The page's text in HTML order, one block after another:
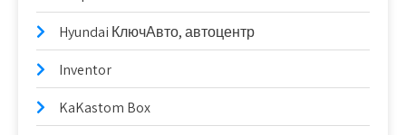
Hyundai КлючАвто, автоцентр
Inventor
KaKastom Box